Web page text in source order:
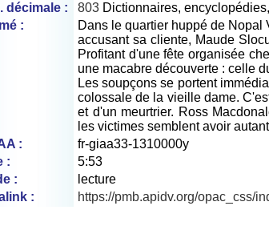
décimale :
803 Dictionnaires,
:
Dans le quartier huppé de Nopal
accusant sa cliente, Maude
Profitant d'une fête organisée
une macabre découverte : celle
Les soupçons se portent
colossale de la vieille dame.
et d'un meurtrier. Ross
les victimes semblent avoir
:
fr-giaa33-1310000y
:
5:53
:
lecture
:
https://pmb.apidv.org/opac_css/